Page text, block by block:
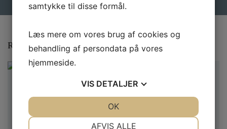
Relaterede varer
samtykke til disse formål.
Læs mere om vores brug af cookies og
behandling af persondata på vores
hjemmeside.
VIS DETALJER
AFVIS ALLE
OK